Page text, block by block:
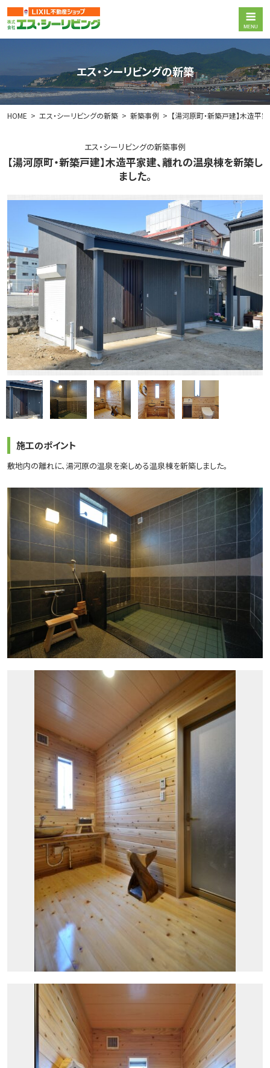
エス・シーリビングの新築
HOME エス・シーリビングの新築 新築事例 【湯河原町・新築戸建】木造平
エス・シーリビングの新築事例
【湯河原町・新築戸建】木造平家建、離れの温泉棟を新築し
ました。
施工のポイント
敷地内の離れに、湯河原の温泉を楽しめる温泉棟を新築しました。